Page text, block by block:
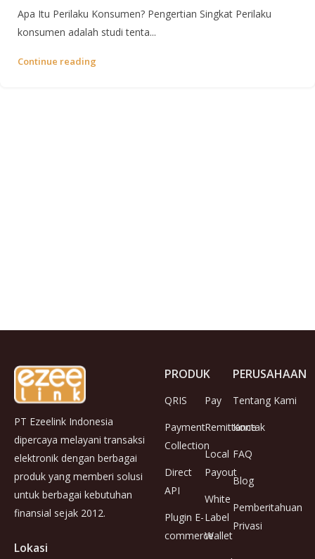
Apa Itu Perilaku Konsumen? Pengertian Singkat Perilaku
konsumen adalah studi tenta...
Continue reading
PT Ezeelink Indonesia
dipercaya melayani transaksi
elektronik dengan berbagai
produk yang memberi solusi
untuk berbagai kebutuhan
finansial sejak 2012.
Lokasi
PRODUK
QRIS
Payment
Collection
Direct
API
Plugin E-
commerce
Pay
Remittance
Local
Payout
White
Label
Wallet
PERUSAHAAN
Tentang Kami
Kontak
FAQ
Blog
Pemberitahuan
Privasi